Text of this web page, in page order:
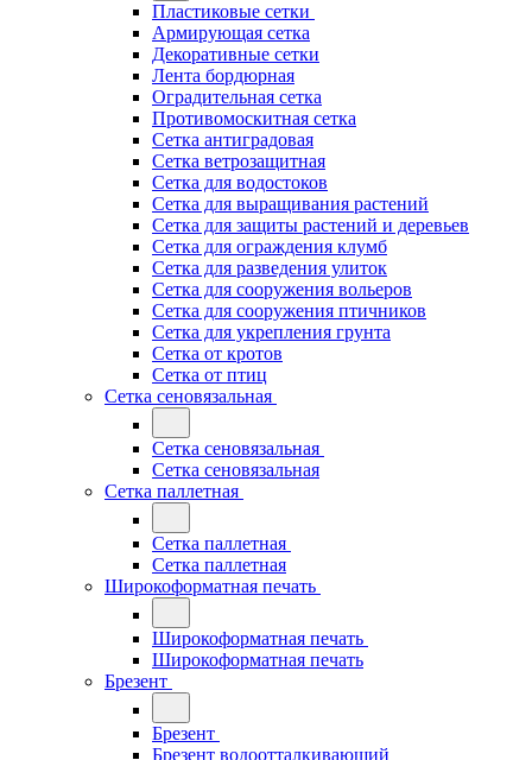
Пластиковые сетки
Армирующая сетка
Декоративные сетки
Лента бордюрная
Оградительная сетка
Противомоскитная сетка
Сетка антиградовая
Сетка ветрозащитная
Сетка для водостоков
Сетка для выращивания растений
Сетка для защиты растений и деревьев
Сетка для ограждения клумб
Сетка для разведения улиток
Сетка для сооружения вольеров
Сетка для сооружения птичников
Сетка для укрепления грунта
Сетка от кротов
Сетка от птиц
Сетка сеновязальная
Сетка сеновязальная
Сетка сеновязальная
Сетка паллетная
Сетка паллетная
Сетка паллетная
Широкоформатная печать
Широкоформатная печать
Широкоформатная печать
Брезент
Брезент
Брезент водоотталкивающий